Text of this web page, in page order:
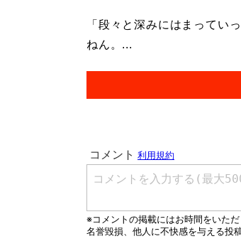
「段々と深みにはまってい
ねん。...